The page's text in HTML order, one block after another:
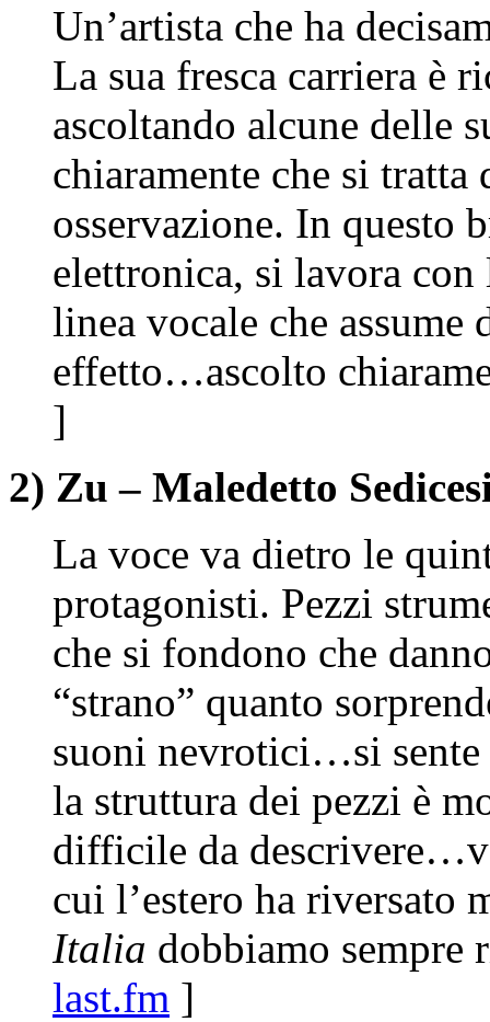
Un’artista che ha
La sua fresca carriera è
ascoltando alcune delle
chiaramente che si
osservazione. In questo
elettronica, si lavora
linea vocale che assume
effetto…ascolto
]
2) Zu – Maledetto
La voce va dietro le
protagonisti. Pezzi
che si fondono che
“strano” quanto
suoni nevrotici…si sente
la struttura dei pezzi è
difficile da
cui l’estero ha riversato
Italia dobbiamo
last.fm ]